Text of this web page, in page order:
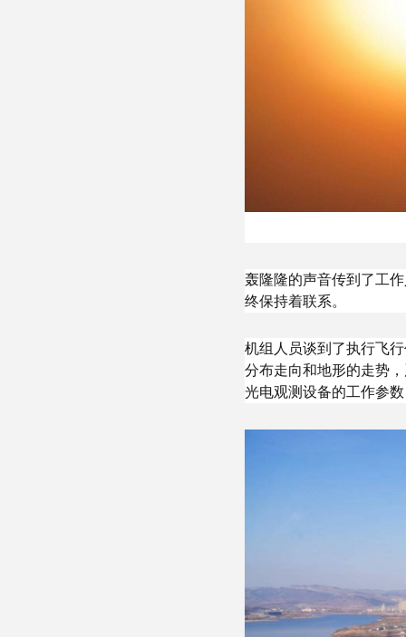
轰隆隆的声音传到了工
终保持着联系。
机组人员谈到了执行飞
分布走向和地形的走势
光电观测设备的工作参